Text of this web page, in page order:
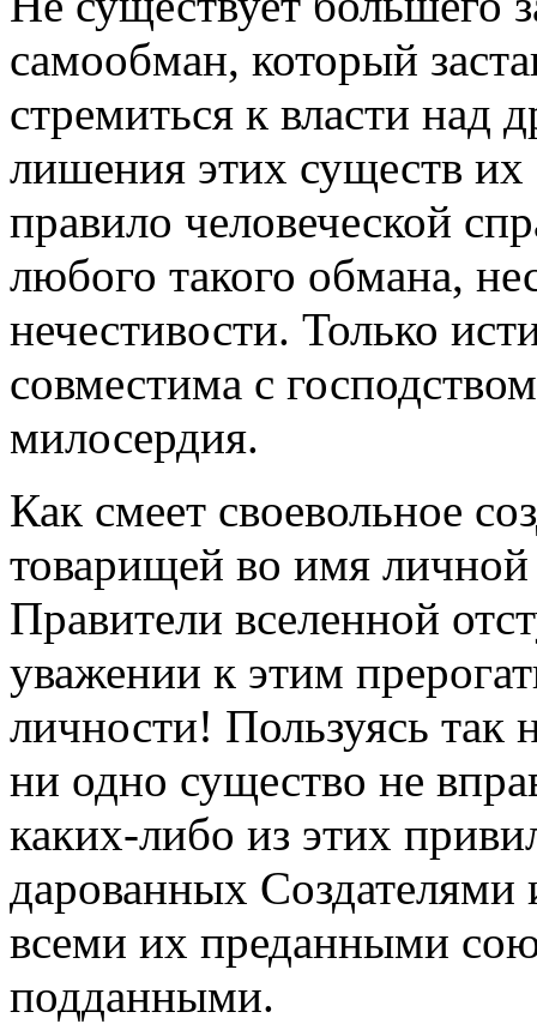
самообман, который
стремиться к власти над
лишения этих существ их
правило человеческой
любого такого обмана,
нечестивости. Только
совместима с
милосердия.
Как смеет своевольное
товарищей во имя
Правители вселенной
уважении к этим
личности! Пользуясь так
ни одно существо не
каких-либо из этих
дарованных
всеми их преданными
подданными.